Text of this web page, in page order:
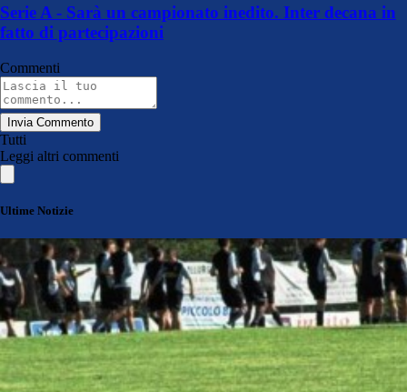
Serie A - Sarà un campionato inedito. Inter decana in
fatto di partecipazioni
Commenti
Invia Commento
Tutti
Leggi altri commenti
Ultime Notizie